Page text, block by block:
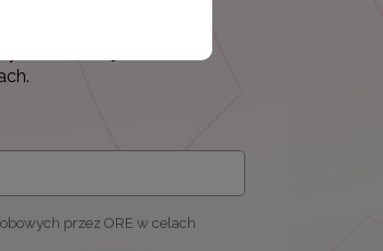
przez ORE w celach